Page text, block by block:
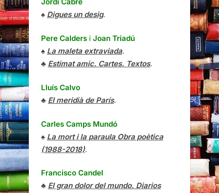
♠ Digues un desig.
Pere Calders i Joan Triadú
♠ La maleta extraviada.
♣ Estimat amic. Cartes. Textos.
Lluís Calvo
♣ El meridià de París.
Carles Camps Mundó
♠ La mort i la paraula Obra poètica
(1988-2018).
Francisco Candel
♣ El gran dolor del mundo. Diarios